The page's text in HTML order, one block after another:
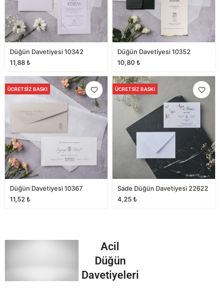
Düğün Davetiyesi 10342
11,88₺
Düğün Davetiyesi 10352
10,80 ₺
ÜCRETSIZ BASKI
Düğün Davetiyesi 10367
11,52₺
ÜCRETSIZ BASKI
Sade Düğün Davetiyesi 22622
4,25₺
Acil
Düğün
Davetiyeleri